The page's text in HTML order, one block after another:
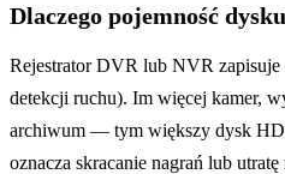
Dlaczego pojemność
Rejestrator DVR lub NVR
detekcji ruchu). Im więcej kamer,
archiwum — tym większy dysk
oznacza skracanie nagrań lub